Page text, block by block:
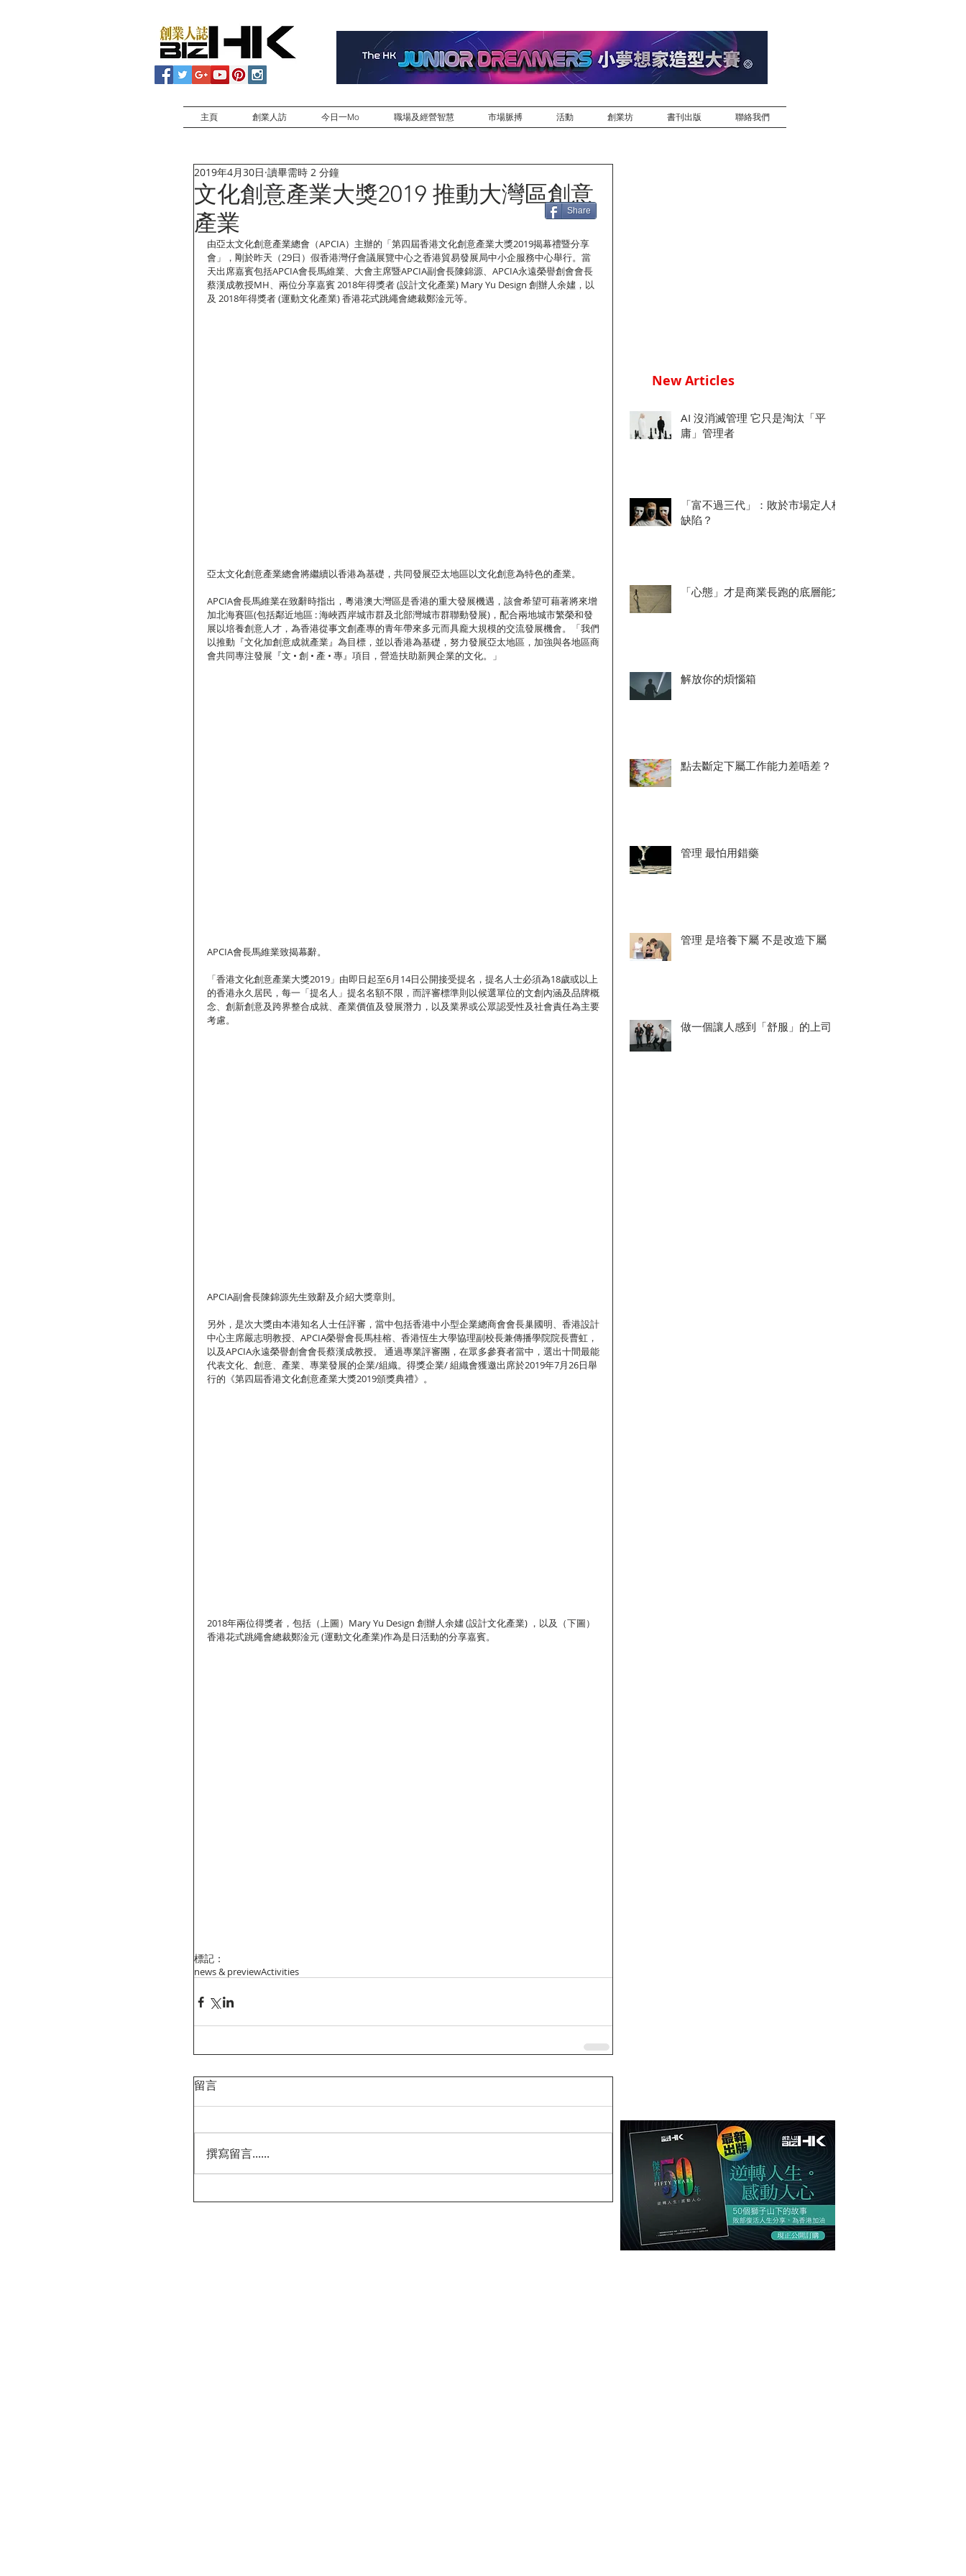
主頁 創業人訪 今日一Mo 職場及經營智慧 市場脈搏 活動 創業坊 書刊出版 聯絡我們
文化創意產業大獎2019 推動大灣區創意
產業
2019年4月30日 讀畢需時 2 分鐘
由亞太文化創意產業總會（APCIA）主辦的「第四屆香港文化創意產業大獎2019揭幕禮暨分享
會」，剛於昨天（29日）假香港灣仔會議展覽中心之香港貿易發展局中小企服務中心舉行。當
天出席嘉賓包括APCIA會長馬維業、大會主席暨APCIA副會長陳錦源、APCIA永遠榮譽創會會長
蔡漢成教授MH、兩位分享嘉賓 2018年得獎者 (設計文化產業) Mary Yu Design 創辦人余嫿，以
及 2018年得獎者 (運動文化產業) 香港花式跳繩會總裁鄭淦元等。
亞太文化創意產業總會將繼續以香港為基礎，共同發展亞太地區以文化創意為特色的產業。
APCIA會長馬維業在致辭時指出，粵港澳大灣區是香港的重大發展機遇，該會希望可藉著將來增
加北海賽區(包括鄰近地區 : 海峽西岸城市群及北部灣城市群聯動發展)，配合兩地城市繁榮和發
展以培養創意人才，為香港從事文創產專的青年帶來多元而具龐大規模的交流發展機會。「我們
以推動『文化加創意成就產業』為目標，並以香港為基礎，努力發展亞太地區，加強與各地區商
會共同專注發展『文 • 創 • 產 • 專』項目，營造扶助新興企業的文化。」
APCIA會長馬維業致揭幕辭。
「香港文化創意產業大獎2019」由即日起至6月14日公開接受提名，提名人士必須為18歲或以上
的香港永久居民，每一「提名人」提名名額不限，而評審標準則以候選單位的文創內涵及品牌概
念、創新創意及跨界整合成就、產業價值及發展潛力，以及業界或公眾認受性及社會責任為主要
考慮。
APCIA副會長陳錦源先生致辭及介紹大獎章則。
另外，是次大獎由本港知名人士任評審，當中包括香港中小型企業總商會會長巢國明、香港設計
中心主席嚴志明教授、APCIA榮譽會長馬桂榕、香港恆生大學協理副校長兼傳播學院院長曹虹，
以及APCIA永遠榮譽創會會長蔡漢成教授。 通過專業評審團，在眾多參賽者當中，選出十間最能
代表文化、創意、產業、專業發展的企業/組織。得獎企業/ 組織會獲邀出席於2019年7月26日舉
行的《第四屆香港文化創意產業大獎2019頒獎典禮》。
2018年兩位得獎者，包括（上圖）Mary Yu Design 創辦人余嫿 (設計文化產業) ，以及（下圖）
香港花式跳繩會總裁鄭淦元 (運動文化產業)作為是日活動的分享嘉賓。
標記：
news & previewActivities
留言
撰寫留言......
Share
New Articles
AI 沒消滅管理 它只是淘汰「平
庸」管理者
「富不過三代」：敗於市場定人格
缺陷？
「心態」才是商業長跑的底層能力
解放你的煩惱箱
點去斷定下屬工作能力差唔差？
管理 最怕用錯藥
管理 是培養下屬 不是改造下屬
做一個讓人感到「舒服」的上司